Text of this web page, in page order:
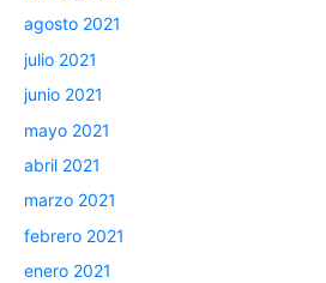
agosto 2021
julio 2021
junio 2021
mayo 2021
abril 2021
marzo 2021
febrero 2021
enero 2021